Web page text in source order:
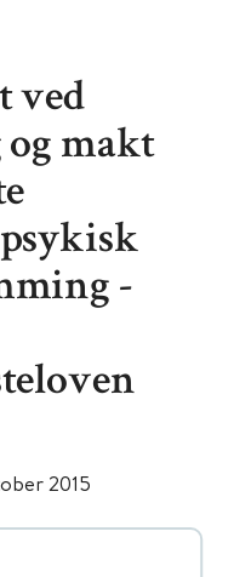
ved
makt
-
2015